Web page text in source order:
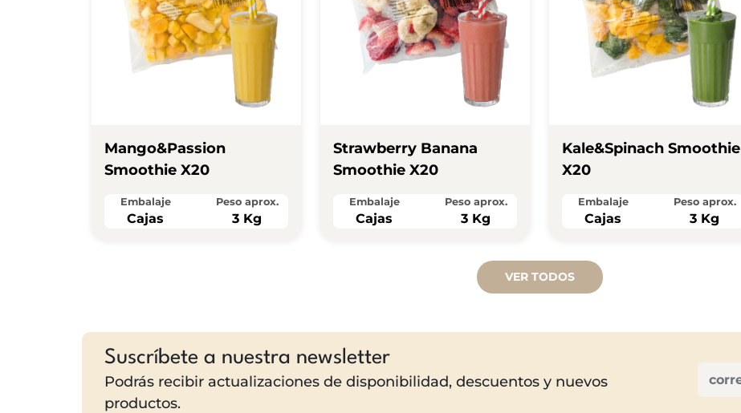
Mango&passion
Smoothie X20
Embalaje
Cajas
Peso aprox.
3 Kg
Strawberry Banana
Smoothie X20
Embalaje
Cajas
Peso aprox.
3 Kg
Kale&spinach Smoothie
X20
Embalaje
Cajas
Peso aprox.
3 Kg
VER TODOS
Suscríbete a nuestra newsletter
Podrás recibir actualizaciones de disponibilidad, descuentos y nuevos
productos.